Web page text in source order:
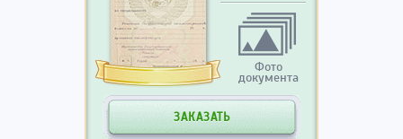
Фото
документа
ЗАКАЗАТЬ